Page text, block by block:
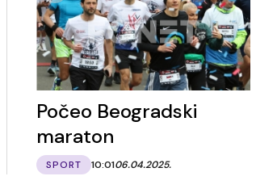
Počeo Beogradski
maraton
SPORT 10:0106.04.2025.